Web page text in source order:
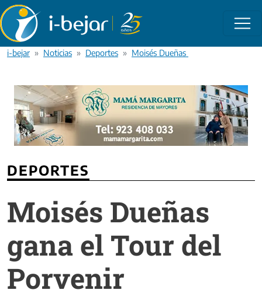
Pasar al contenido principal
i-bejar Noticias Deportes Moisés Dueñas gana el Tour del
DEPORTES
Moisés Dueñas
gana el Tour del
Porvenir